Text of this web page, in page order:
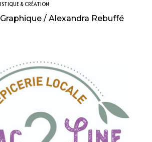
& CRÉATION
/ Alexandra Rebuffé